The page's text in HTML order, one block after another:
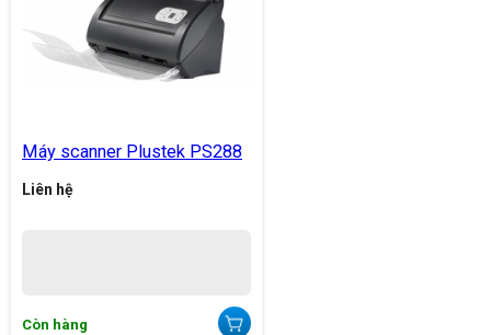
Máy scanner Plustek PS288
Liên hệ
Còn hàng